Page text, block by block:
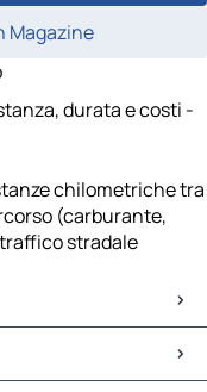
Magazine
durata e costi -
chilometriche tra
(carburante,
stradale